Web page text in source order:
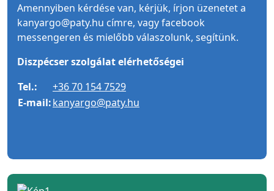
Amennyiben kérdése van, kérjük, írjon üzenetet a
kanyargo@paty.hu címre, vagy facebook
messengeren és mielőbb válaszolunk, segítünk.
Diszpécser szolgálat elérhetőségei
Tel.:
+36 70 154 7529
E-mail:kanyargo@paty.hu